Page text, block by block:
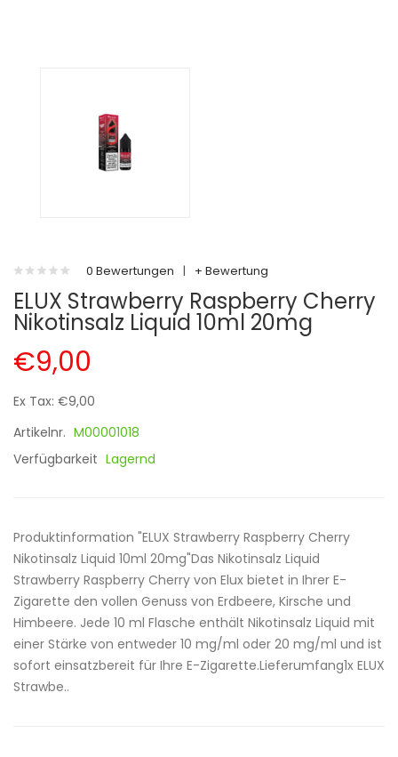
0 Bewertungen | + Bewertung
ELUX Strawberry Raspberry Cherry
Nikotinsalz Liquid 10ml 20mg
€9,00
Ex Tax: €9,00
Artikelnr. M00001018
Verfügbarkeit Lagernd
Produktinformation "ELUX Strawberry Raspberry Cherry
Nikotinsalz Liquid 10ml 20mg"Das Nikotinsalz Liquid
Strawberry Raspberry Cherry von Elux bietet in Ihrer E-
Zigarette den vollen Genuss von Erdbeere, Kirsche und
Himbeere. Jede 10 ml Flasche enthält Nikotinsalz Liquid mit
einer Stärke von entweder 10 mg/ml oder 20 mg/ml und ist
sofort einsatzbereit für Ihre E-Zigarette.Lieferumfang1x ELUX
Strawbe..